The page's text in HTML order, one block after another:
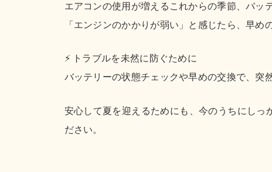
エアコンの使用が増えるこれからの季節、バッ
「エンジンのかかりが弱い」と感じたら、早め
⚡ トラブルを未然に防ぐために
バッテリーの状態チェックや早めの交換で、突
安心して夏を迎えるためにも、今のうちにしっ
ださい。